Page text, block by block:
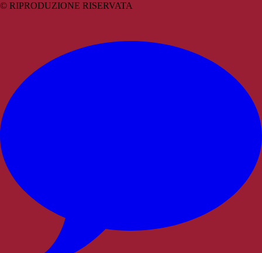
© RIPRODUZIONE RISERVATA